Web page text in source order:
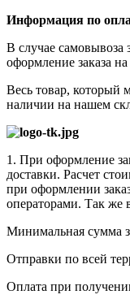
Информация по
В случае самовывоза
оформление заказа на
Весь товар, который
наличии на нашем
1. При оформление
доставки. Расчет
при оформлении
операторами. Так же
Минимальная сумма
Отправки по всей
Оплата при